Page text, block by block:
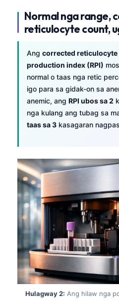
Normal nga range,
reticulocyte count,
Ang corrected
production index (RPI)
normal o taas nga retic
igo para sa gidak-on sa
anemic, ang RPI ubos sa 2
nga kulang ang tubag sa
taas sa 3 kasagaran
Hulagway 2: Ang hilaw nga